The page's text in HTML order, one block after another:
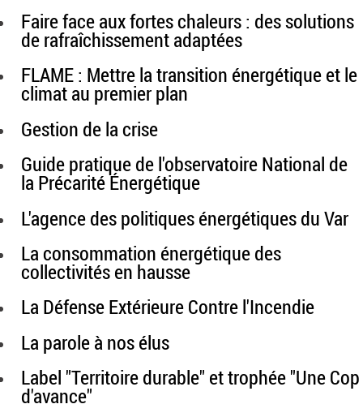
Faire face aux fortes chaleurs : des solutions
de rafraîchissement adaptées
FLAME : Mettre la transition énergétique et le
climat au premier plan
Gestion de la crise
Guide pratique de l'observatoire National de
la Précarité Énergétique
L'agence des politiques énergétiques du Var
La consommation énergétique des
collectivités en hausse
La Défense Extérieure Contre l'Incendie
La parole à nos élus
Label "Territoire durable" et trophée "Une Cop
d'avance"